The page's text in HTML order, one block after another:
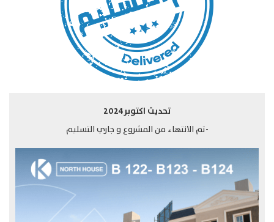
تحديث اكتوبر2024
-تم الانتهاء من المشروع و جاري التسليم